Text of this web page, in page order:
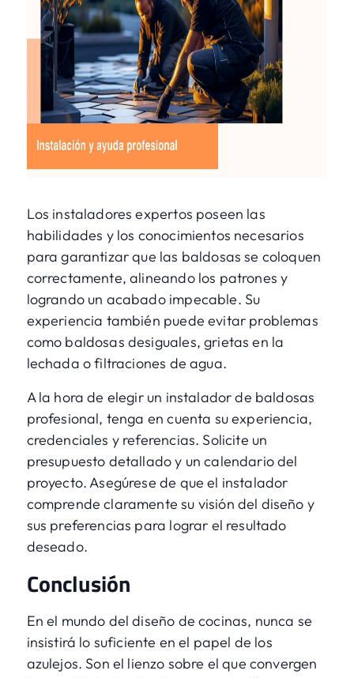
Los instaladores expertos poseen las
habilidades y los conocimientos necesarios
para garantizar que las baldosas se coloquen
correctamente, alineando los patrones y
logrando un acabado impecable. Su
experiencia también puede evitar problemas
como baldosas desiguales, grietas en la
lechada o filtraciones de agua.
A la hora de elegir un instalador de baldosas
profesional, tenga en cuenta su experiencia,
credenciales y referencias. Solicite un
presupuesto detallado y un calendario del
proyecto. Asegúrese de que el instalador
comprende claramente su visión del diseño y
sus preferencias para lograr el resultado
deseado.
Conclusión
En el mundo del diseño de cocinas, nunca se
insistirá lo suficiente en el papel de los
azulejos. Son el lienzo sobre el que convergen